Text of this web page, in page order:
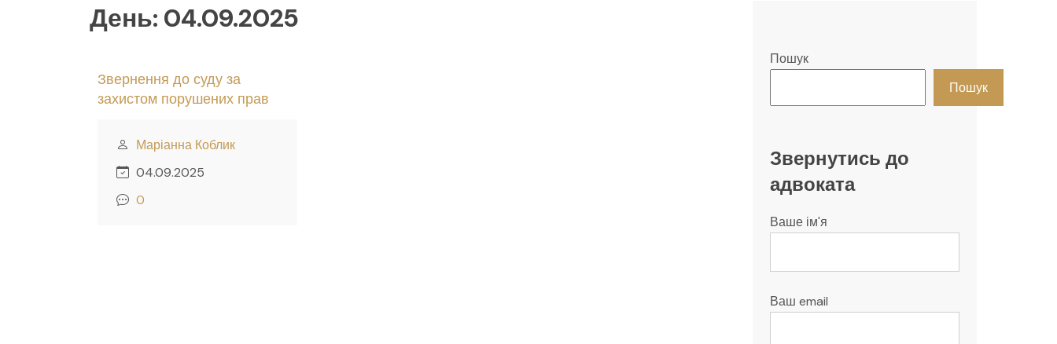
День: 04.09.2025
Звернення до суду за
захистом порушених прав
Маріанна Коблик
04.09.2025
0
Пошук
Пошук
Звернутись до
адвоката
Ваше ім'я
Ваш email